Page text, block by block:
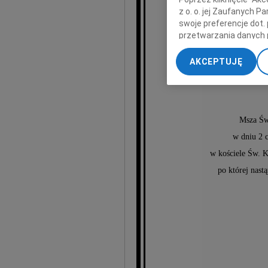
Msza
w dniu 2
w kościele Św.
po której
z o. o. jej Zaufanych
swoje preferencje dot.
przetwarzania danych
„Ustawienia
My, nasi Zaufani
dokładnych danych
Przechowywanie
AKCEPTUJĘ